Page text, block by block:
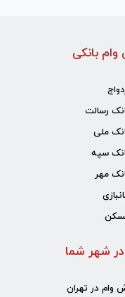
بانکی
رسالت
ملی
سپه
مهر
شهر شما
در تهران